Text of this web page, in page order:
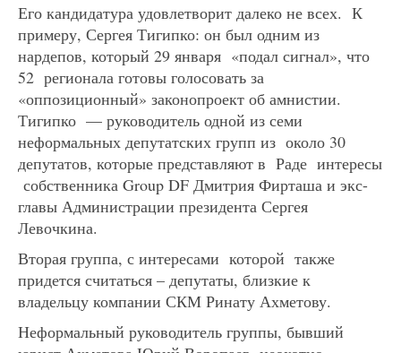
Его кандидатура удовлетворит далеко не всех. К
примеру, Сергея Тигипко: он был одним из
нардепов, который 29 января «подал сигнал», что
52 регионала готовы голосовать за
«оппозиционный» законопроект об амнистии.
Тигипко — руководитель одной из семи
неформальных депутатских групп из около 30
депутатов, которые представляют в Раде интересы
собственника Group DF Дмитрия Фирташа и экс-
главы Администрации президента Сергея
Левочкина.
Вторая группа, с интересами которой также
придется считаться – депутаты, близкие к
владельцу компании СКМ Ринату Ахметову.
Неформальный руководитель группы, бывший